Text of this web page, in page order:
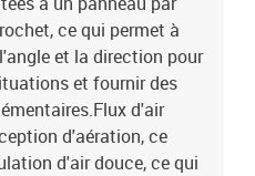
ce qui permet à
et la direction pour
et fournir des
d'air
d'aération, ce
d'air douce, ce qui